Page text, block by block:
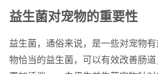
益生菌对宠物的重要性
益生菌，通俗来说，是一些对宠物
物恰当的益生菌，可以有效改善肠